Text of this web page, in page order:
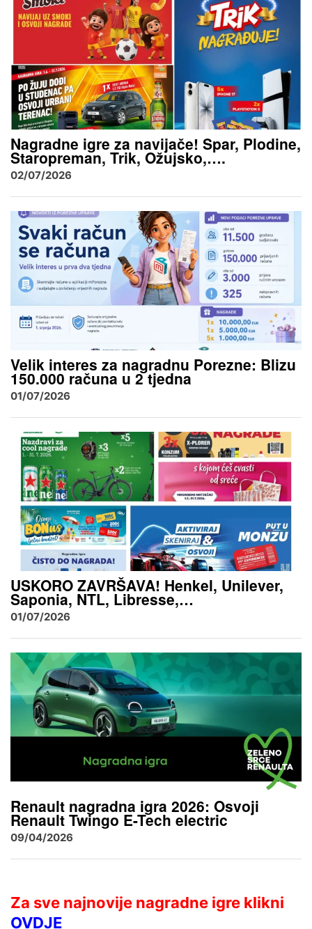
Nagradne igre za navijače! Spar, Plodine,
Staropreman, Trik, Ožujsko,….
02/07/2026
Velik interes za nagradnu Porezne: Blizu
150.000 računa u 2 tjedna
01/07/2026
USKORO ZAVRŠAVA! Henkel, Unilever,
Saponia, NTL, Libresse,…
01/07/2026
Renault nagradna igra 2026: Osvoji
Renault Twingo E-Tech electric
09/04/2026
Za sve najnovije nagradne igre klikni
OVDJE